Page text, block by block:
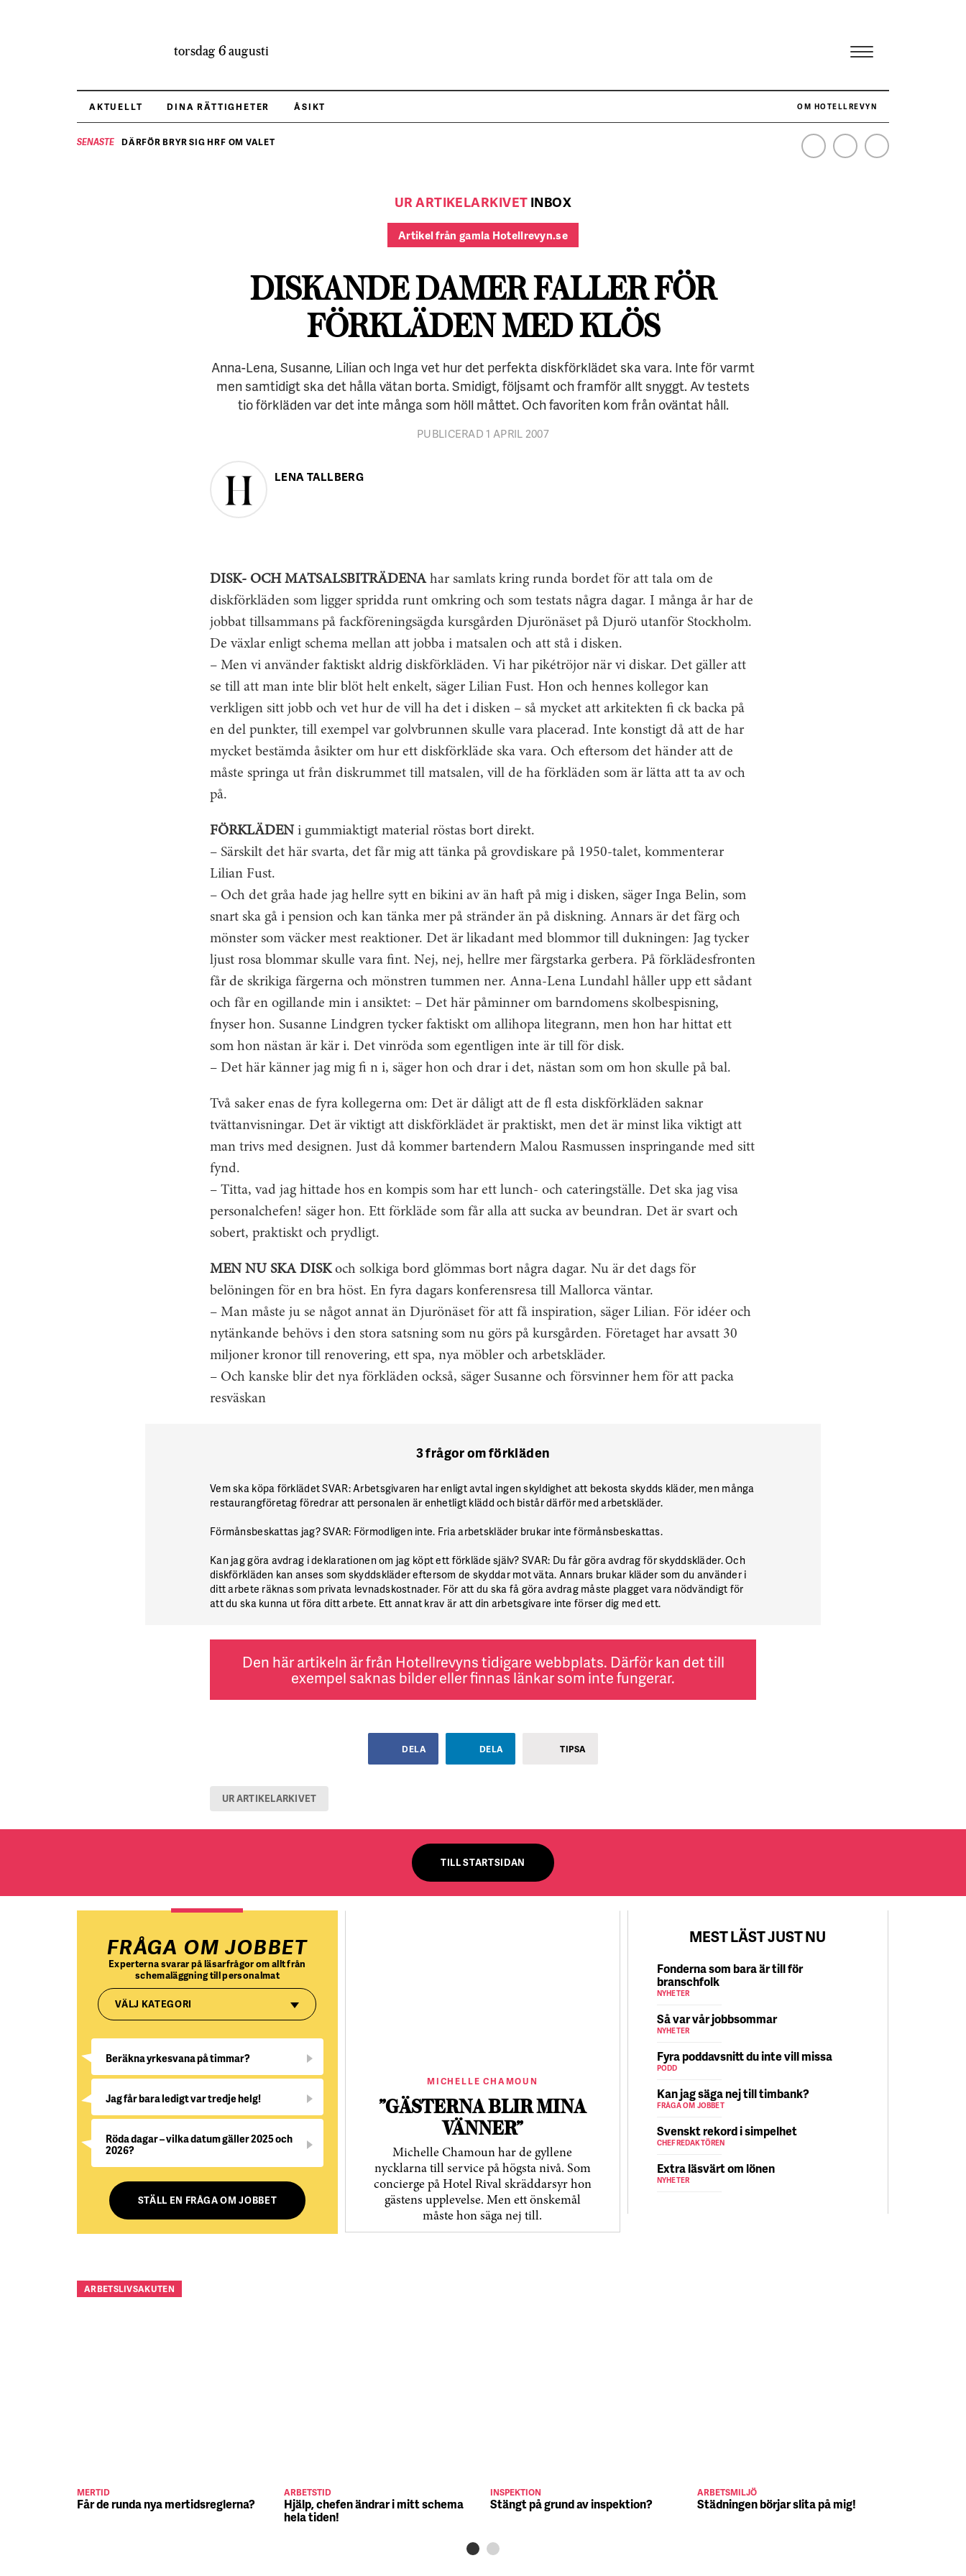
torsdag 6 augusti
AKTUELLT DINA RÄTTIGHETER ÅSIKT OM HOTELLREVYN
SENASTE DÄRFÖR BRYR SIG HRF OM VALET NÄR HOTELLREVYN SLOG SVENSKT REKORD I SIMPELHET
UR ARTIKELARKIVET INBOX
Artikel från gamla Hotellrevyn.se
DISKANDE DAMER FALLER FÖR
FÖRKLÄDEN MED KLÖS
Anna-Lena, Susanne, Lilian och Inga vet hur det perfekta diskförklädet ska vara. Inte för varmt
men samtidigt ska det hålla vätan borta. Smidigt, följsamt och framför allt snyggt. Av testets
tio förkläden var det inte många som höll måttet. Och favoriten kom från oväntat håll.
PUBLICERAD 1 APRIL 2007
LENA TALLBERG
DISK- OCH MATSALSBITRÄDENAhar samlats kring runda bordet för att tala om de
diskförkläden som ligger spridda runt omkring och som testats några dagar. I många år har de
jobbat tillsammans på fackföreningsägda kursgården Djurönäset på Djurö utanför Stockholm.
De växlar enligt schema mellan att jobba i matsalen och att stå i disken.
– Men vi använder faktiskt aldrig diskförkläden. Vi har pikétröjor när vi diskar. Det gäller att
se till att man inte blir blöt helt enkelt, säger Lilian Fust. Hon och hennes kollegor kan
verkligen sitt jobb och vet hur de vill ha det i disken – så mycket att arkitekten fi ck backa på
en del punkter, till exempel var golvbrunnen skulle vara placerad. Inte konstigt då att de har
mycket bestämda åsikter om hur ett diskförkläde ska vara. Och eftersom det händer att de
måste springa ut från diskrummet till matsalen, vill de ha förkläden som är lätta att ta av och
på.
FÖRKLÄDEN i gummiaktigt material röstas bort direkt.
– Särskilt det här svarta, det får mig att tänka på grovdiskare på 1950-talet, kommenterar
Lilian Fust.
– Och det gråa hade jag hellre sytt en bikini av än haft på mig i disken, säger Inga Belin, som
snart ska gå i pension och kan tänka mer på stränder än på diskning. Annars är det färg och
mönster som väcker mest reaktioner. Det är likadant med blommor till dukningen: Jag tycker
ljust rosa blommar skulle vara fint. Nej, nej, hellre mer färgstarka gerbera. På förklädesfronten
får de skrikiga färgerna och mönstren tummen ner. Anna-Lena Lundahl håller upp ett sådant
och får en ogillande min i ansiktet: – Det här påminner om barndomens skolbespisning,
fnyser hon. Susanne Lindgren tycker faktiskt om allihopa litegrann, men hon har hittat ett
som hon nästan är kär i. Det vinröda som egentligen inte är till för disk.
– Det här känner jag mig fi n i, säger hon och drar i det, nästan som om hon skulle på bal.
Två saker enas de fyra kollegerna om: Det är dåligt att de fl esta diskförkläden saknar
tvättanvisningar. Det är viktigt att diskförklädet är praktiskt, men det är minst lika viktigt att
man trivs med designen. Just då kommer bartendern Malou Rasmussen inspringande med sitt
fynd.
– Titta, vad jag hittade hos en kompis som har ett lunch- och cateringställe. Det ska jag visa
personalchefen! säger hon. Ett förkläde som får alla att sucka av beundran. Det är svart och
sobert, praktiskt och prydligt.
MEN NU SKA DISKoch solkiga bord glömmas bort några dagar. Nu är det dags för
belöningen för en bra höst. En fyra dagars konferensresa till Mallorca väntar.
– Man måste ju se något annat än Djurönäset för att få inspiration, säger Lilian. För idéer och
nytänkande behövs i den stora satsning som nu görs på kursgården. Företaget har avsatt 30
miljoner kronor till renovering, ett spa, nya möbler och arbetskläder.
– Och kanske blir det nya förkläden också, säger Susanne och försvinner hem för att packa
resväskan
3 frågor om förkläden
Vem ska köpa förklädetSVAR:Arbetsgivaren har enligt avtal ingen skyldighet att bekosta skydds kläder, men många
restaurangföretag föredrar att personalen är enhetligt klädd och bistår därför med arbetskläder.
Förmånsbeskattas jag?SVAR: Förmodligen inte. Fria arbetskläder brukar inte förmånsbeskattas.
Kan jag göra avdrag i deklarationen om jag köpt ett förkläde själv? SVAR: Du får göra avdrag för skyddskläder. Och
diskförkläden kan anses som skyddskläder eftersom de skyddar mot väta. Annars brukar kläder som du använder i
ditt arbete räknas som privata levnadskostnader. För att du ska få göra avdrag måste plagget vara nödvändigt för
att du ska kunna ut föra ditt arbete. Ett annat krav är att din arbetsgivare inte förser dig med ett.
Den här artikeln är från Hotellrevyns tidigare webbplats. Därför kan det till
exempel saknas bilder eller finnas länkar som inte fungerar.
DELA DELA TIPSA
UR ARTIKELARKIVET
TILL STARTSIDAN
FRÅGA OM JOBBET
Experterna svarar på läsarfrågor om allt från
schemaläggning till personalmat
VÄLJ KATEGORI
Beräkna yrkesvana på timmar?
Jag får bara ledigt var tredje helg!
Röda dagar – vilka datum gäller 2025 och
2026?
STÄLL EN FRÅGA OM JOBBET
MICHELLE CHAMOUN
”GÄSTERNA BLIR MINA
VÄNNER”
Michelle Chamoun har de gyllene
nycklarna till service på högsta nivå. Som
concierge på Hotel Rival skräddarsyr hon
gästens upp­levelse. Men ett önskemål
måste hon säga nej till.
MEST LÄST JUST NU
Fonderna som bara är till för
branschfolk
NYHETER
Så var vår jobbsommar
NYHETER
Fyra poddavsnitt du inte vill missa
PODD
Kan jag säga nej till timbank?
FRÅGA OM JOBBET
Svenskt rekord i simpelhet
CHEFREDAKTÖREN
Extra läsvärt om lönen
NYHETER
ARBETSLIVSAKUTEN
MERTID
Får de runda nya mertidsreglerna?
ARBETSTID
Hjälp, chefen ändrar i mitt schema
hela tiden!
INSPEKTION
Stängt på grund av inspektion?
ARBETSMILJÖ
Städningen börjar slita på mig!